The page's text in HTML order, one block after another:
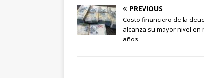
PREVIOUS
Costo financiero de la
alcanza su mayor nivel en
años